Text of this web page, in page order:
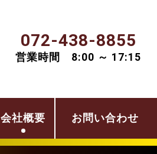
072-438-8855
営業時間 8:00 ～ 17:15
会社概要 お問い合わせ